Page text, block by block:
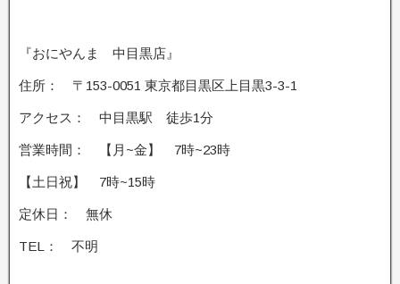
『おにやんま 中目黒店』
住所： 〒153-0051 東京都目黒区上目黒3-3-1
アクセス： 中目黒駅 徒歩1分
営業時間： 【月~金】 7時~23時
【土日祝】 7時~15時
定休日： 無休
TEL： 不明